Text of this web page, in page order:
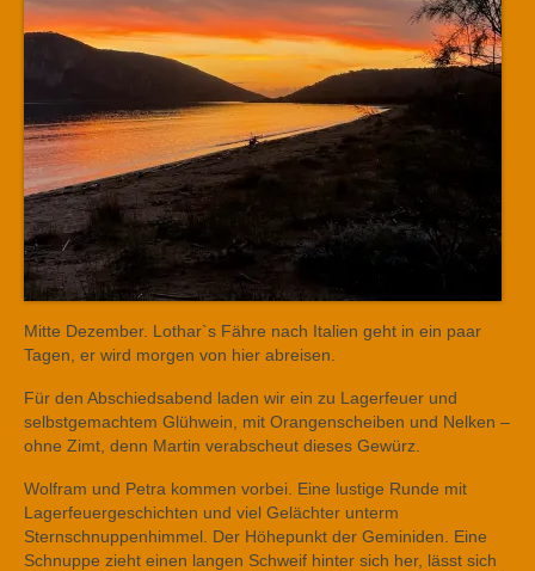
Mitte Dezember. Lothar`s Fähre nach Italien geht in ein paar
Tagen, er wird morgen von hier abreisen.
Für den Abschiedsabend laden wir ein zu Lagerfeuer und
selbstgemachtem Glühwein, mit Orangenscheiben und Nelken –
ohne Zimt, denn Martin verabscheut dieses Gewürz.
Wolfram und Petra kommen vorbei. Eine lustige Runde mit
Lagerfeuergeschichten und viel Gelächter unterm
Sternschnuppenhimmel. Der Höhepunkt der Geminiden. Eine
Schnuppe zieht einen langen Schweif hinter sich her, lässt sich